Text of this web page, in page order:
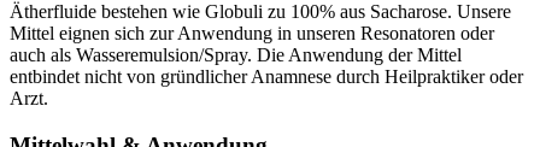
Ätherfluide bestehen wie Globuli zu 100% aus Sacharose. Unsere
Mittel eignen sich zur Anwendung in unseren Resonatoren oder
auch als Wasseremulsion/Spray. Die Anwendung der Mittel
entbindet nicht von gründlicher Anamnese durch Heilpraktiker oder
Arzt.